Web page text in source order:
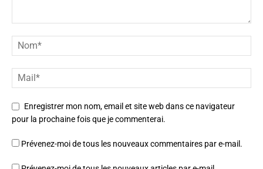
Enregistrer mon nom, email et site web dans ce navigateur
pour la prochaine fois que je commenterai.
Prévenez-moi de tous les nouveaux commentaires par e-mail.